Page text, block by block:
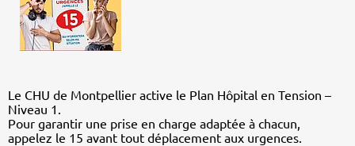
Le CHU de Montpellier active le Plan Hôpital en Tension –
Niveau 1.
Pour garantir une prise en charge adaptée à chacun,
appelez le 15 avant tout déplacement aux urgences.